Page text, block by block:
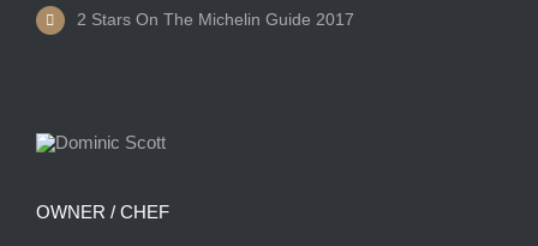
2 Stars On The Michelin Guide 2017
OWNER / CHEF